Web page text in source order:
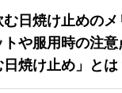
む日焼け止めのメ
トや服用時の注
日焼け止め」とは